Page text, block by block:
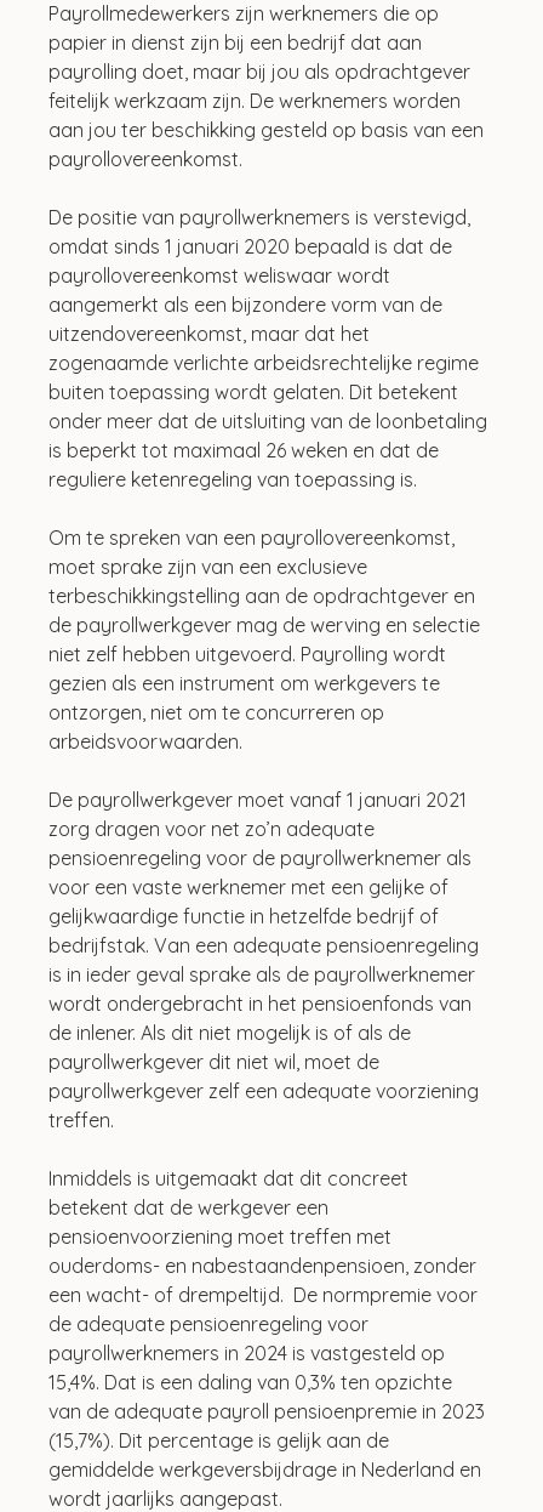
Payrollmedewerkers zijn werknemers die op
papier in dienst zijn bij een bedrijf dat aan
payrolling doet, maar bij jou als opdrachtgever
feitelijk werkzaam zijn. De werknemers worden
aan jou ter beschikking gesteld op basis van een
payrollovereenkomst.
De positie van payrollwerknemers is verstevigd,
omdat sinds 1 januari 2020 bepaald is dat de
payrollovereenkomst weliswaar wordt
aangemerkt als een bijzondere vorm van de
uitzendovereenkomst, maar dat het
zogenaamde verlichte arbeidsrechtelijke regime
buiten toepassing wordt gelaten. Dit betekent
onder meer dat de uitsluiting van de loonbetaling
is beperkt tot maximaal 26 weken en dat de
reguliere ketenregeling van toepassing is.
Om te spreken van een payrollovereenkomst,
moet sprake zijn van een exclusieve
terbeschikkingstelling aan de opdrachtgever en
de payrollwerkgever mag de werving en selectie
niet zelf hebben uitgevoerd. Payrolling wordt
gezien als een instrument om werkgevers te
ontzorgen, niet om te concurreren op
arbeidsvoorwaarden.
De payrollwerkgever moet vanaf 1 januari 2021
zorg dragen voor net zo’n adequate
pensioenregeling voor de payrollwerknemer als
voor een vaste werknemer met een gelijke of
gelijkwaardige functie in hetzelfde bedrijf of
bedrijfstak. Van een adequate pensioenregeling
is in ieder geval sprake als de payrollwerknemer
wordt ondergebracht in het pensioenfonds van
de inlener. Als dit niet mogelijk is of als de
payrollwerkgever dit niet wil, moet de
payrollwerkgever zelf een adequate voorziening
treffen.
Inmiddels is uitgemaakt dat dit concreet
betekent dat de werkgever een
pensioenvoorziening moet treffen met
ouderdoms- en nabestaandenpensioen, zonder
een wacht- of drempeltijd.  De normpremie voor
de adequate pensioenregeling voor
payrollwerknemers in 2024 is vastgesteld op
15,4%. Dat is een daling van 0,3% ten opzichte
van de adequate payroll pensioenpremie in 2023
(15,7%). Dit percentage is gelijk aan de
gemiddelde werkgeversbijdrage in Nederland en
wordt jaarlijks aangepast.